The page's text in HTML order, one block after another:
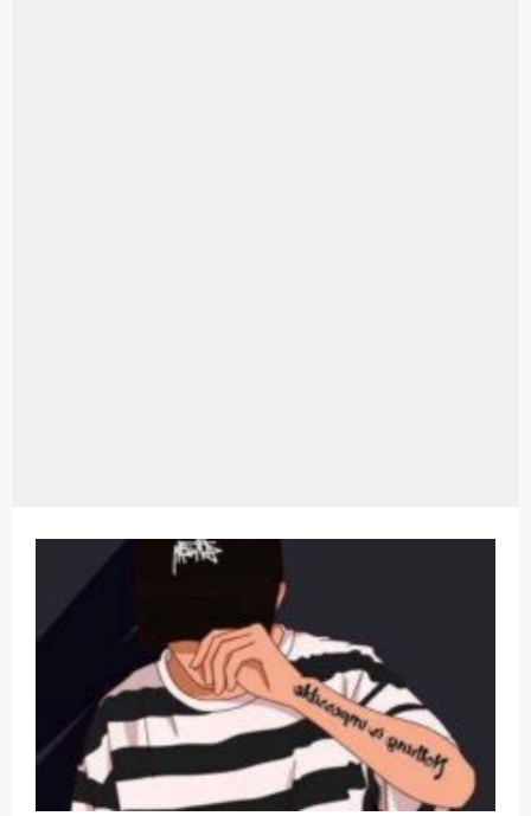
Bitcoin Miner Android: Apa Itu Dan Bagaimana Cara Menggunakannya
Pp Wa Couple Pasangan: Cara Terbaik Untuk Menjaga Hubungan
Cara Mengecek Windows Ori
Simpan Profil Ig Dengan Mudah
Aplikasi Togel Android: Solusi Praktis Untuk Pecinta Togel